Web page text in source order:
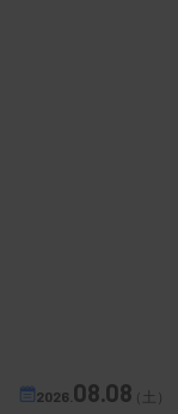
政治に関連す
して医療と政
うか。新しい
2026. 08.08（土）